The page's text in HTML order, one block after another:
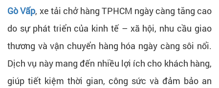
Gò Vấp, xe tải chở hàng TPHCM ngày càng tăng cao
do sự phát triển của kinh tế – xã hội, nhu cầu giao
thương và vận chuyển hàng hóa ngày càng sôi nổi.
Dịch vụ này mang đến nhiều lợi ích cho khách hàng,
giúp tiết kiệm thời gian, công sức và đảm bảo an